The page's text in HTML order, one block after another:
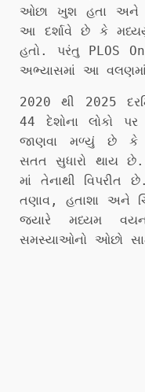
ઓછા ખુશ હતા અને
આ દર્શાવે છે કે
હતો. પરંતુ PLOS
અભ્યાસમાં આ વલણમાં
2020 થી 2025
44 દેશોના લોકો
જાણવા મળ્યું છે કે
સતત સુધારો થાય
માં તેનાથી વિપરીત
તણાવ, હતાશા અને
જ્યારે મધ્યમ
સમસ્યાઓનો ઓછો